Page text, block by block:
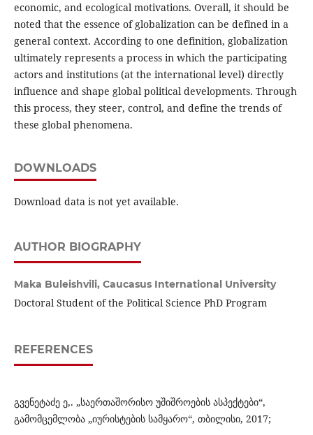
economic, and ecological motivations. Overall, it should be
noted that the essence of globalization can be defined in a
general context. According to one definition, globalization
ultimately represents a process in which the participating
actors and institutions (at the international level) directly
influence and shape global political developments. Through
this process, they steer, control, and define the trends of
these global phenomena.
DOWNLOADS
Download data is not yet available.
AUTHOR BIOGRAPHY
Maka Buleishvili, Caucasus International University
Doctoral Student of the Political Science PhD Program
REFERENCES
გვენეტაძე ე,. „საერთაშორისო უშიშროების ასპექტები“,
გამომცემლობა „იურისტების სამყარო“, თბილისი, 2017;